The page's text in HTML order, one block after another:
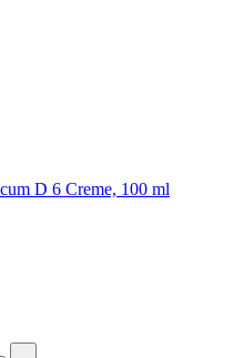
D 6 Creme, 100 ml